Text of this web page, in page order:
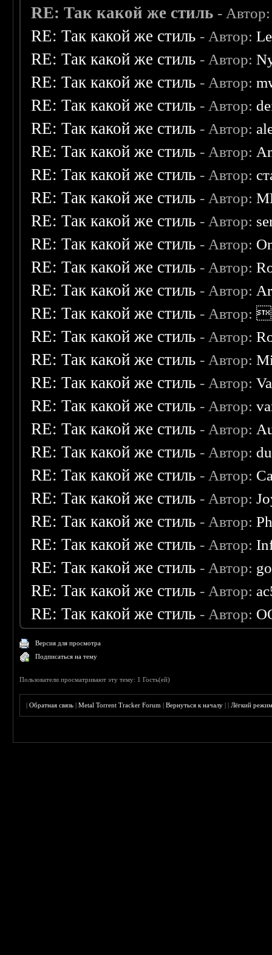
RE: Так какой же стиль -
RE: Так какой же стиль - Автор:
RE: Так какой же стиль - Автор:
RE: Так какой же стиль - Автор:
RE: Так какой же стиль - Автор:
RE: Так какой же стиль - Автор:
RE: Так какой же стиль - Автор:
RE: Так какой же стиль - Автор:
RE: Так какой же стиль - Автор:
RE: Так какой же стиль - Автор:
RE: Так какой же стиль - Автор:
RE: Так какой же стиль - Автор:
RE: Так какой же стиль - Автор:
RE: Так какой же стиль - Автор:
RE: Так какой же стиль - Автор:
RE: Так какой же стиль - Автор:
RE: Так какой же стиль - Автор:
RE: Так какой же стиль - Автор:
RE: Так какой же стиль - Автор:
RE: Так какой же стиль - Автор:
RE: Так какой же стиль - Автор:
RE: Так какой же стиль - Автор:
RE: Так какой же стиль - Автор:
RE: Так какой же стиль - Автор:
RE: Так какой же стиль - Автор:
RE: Так какой же стиль - Автор:
RE: Так какой же стиль - Автор:
Версия для просмотра
Подписаться на тему
Пользователи просматривают эту тему: 1 Гость(ей)
|Обратная связь |Metal Torrent Tracker Forum |Вернуться к началу ||Лёгкий